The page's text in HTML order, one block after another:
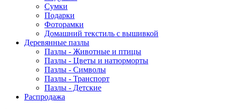
Сумки
Подарки
Фоторамки
Домашний текстиль с вышивкой
Деревянные пазлы
Пазлы - Животные и птицы
Пазлы - Цветы и натюрморты
Пазлы - Символы
Пазлы - Транспорт
Пазлы - Детские
Распродажа